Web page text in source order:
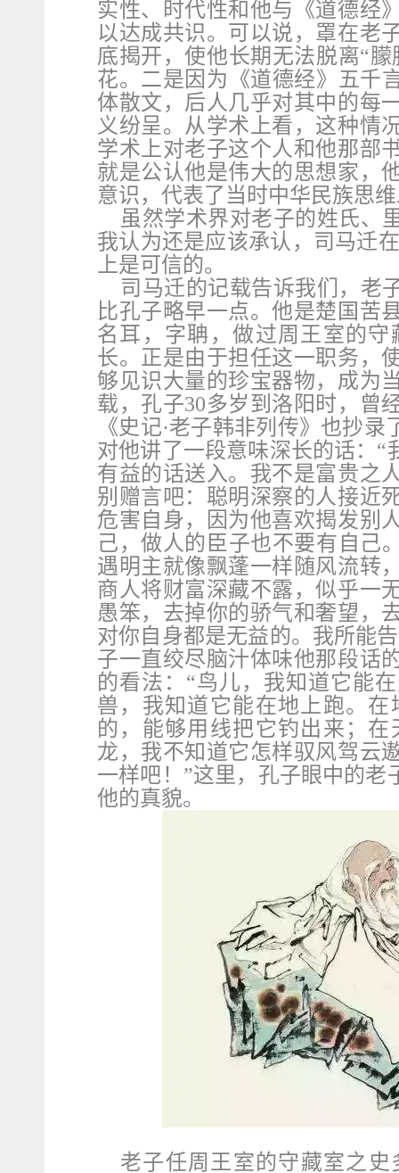
实性、时代性和他与《道德经
以达成共识。可以说，罩在老
底揭开，使他长期无法脱离“
花。二是因为《道德经》五千
体散文，后人几乎对其中的每
义纷呈。从学术上看，这种情
学术上对老子这个人和他那部
就是公认他是伟大的思想家，
意识，代表了当时中华民族思
虽然学术界对老子的姓氏、
我认为还是应该承认，司马迁
上是可信的。
司马迁的记载告诉我们，老
比孔子略早一点。他是楚国苦
名耳，字聃，做过周王室的
长。正是由于担任这一职务，
够见识大量的珍宝器物，成为
载，孔子30多岁到洛阳时，曾
《史记·老子韩非列传》也抄
对他讲了一段意味深长的话：
有益的话送入。我不是富贵之
别赠言吧：聪明深察的人接近
危害自身，因为他喜欢揭发别
己，做人的臣子也不要有自己
遇明主就像飘蓬一样随风流转
商人将财富深藏不露，似乎一
愚笨，去掉你的骄气和奢望，
对你自身都是无益的。我所能
子一直绞尽脑汁体味他那段话
的看法：“鸟儿，我知道它能
兽，我知道它能在地上跑。
的，能够用线把它钓出来；
龙，我不知道它怎样驭风驾云
一样吧！”这里，孔子眼中的
他的真貌。
老子任周王室的守藏室之